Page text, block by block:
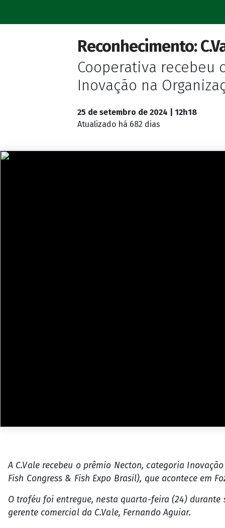
Reconhecimento:
Cooperativa recebeu
Inovação na
25 de setembro de 2024 | 12h18
Atualizado há 682 dias
A C.Vale recebeu o prêmio Necton, categoria
Fish Congress & Fish Expo Brasil), que acontece em
O troféu foi entregue, nesta quarta-feira (24)
gerente comercial da C.Vale, Fernando Aguiar.